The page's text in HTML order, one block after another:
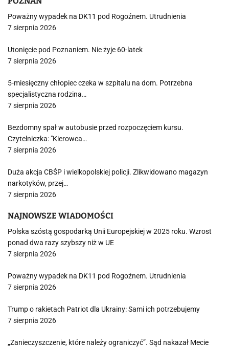
Poważny wypadek na DK11 pod Rogoźnem. Utrudnienia
7 sierpnia 2026
Utonięcie pod Poznaniem. Nie żyje 60-latek
7 sierpnia 2026
5-miesięczny chłopiec czeka w szpitalu na dom. Potrzebna
specjalistyczna rodzina…
7 sierpnia 2026
Bezdomny spał w autobusie przed rozpoczęciem kursu.
Czytelniczka: "Kierowca…
7 sierpnia 2026
Duża akcja CBŚP i wielkopolskiej policji. Zlikwidowano magazyn
narkotyków, przej…
7 sierpnia 2026
NAJNOWSZE WIADOMOŚCI
Polska szóstą gospodarką Unii Europejskiej w 2025 roku. Wzrost
ponad dwa razy szybszy niż w UE
7 sierpnia 2026
Poważny wypadek na DK11 pod Rogoźnem. Utrudnienia
7 sierpnia 2026
Trump o rakietach Patriot dla Ukrainy: Sami ich potrzebujemy
7 sierpnia 2026
„Zanieczyszczenie, które należy ograniczyć”. Sąd nakazał Mecie